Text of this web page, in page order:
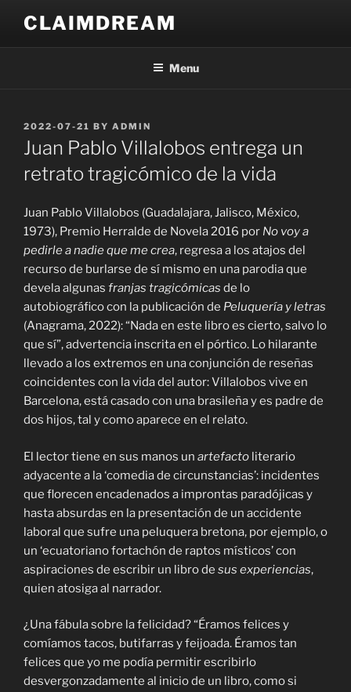
content
CLAIMDREAM
Menu
POSTED
ON
2022-07-21 BY ADMIN
Juan Pablo Villalobos entrega un
retrato tragicómico de la vida
Juan Pablo Villalobos (Guadalajara, Jalisco, México,
1973), Premio Herralde de Novela 2016 por No voy a
pedirle a nadie que me crea, regresa a los atajos del
recurso de burlarse de sí mismo en una parodia que
devela algunas franjas tragicómicas de lo
autobiográfico con la publicación de Peluquería y letras
(Anagrama, 2022): “Nada en este libro es cierto, salvo lo
que sí”, advertencia inscrita en el pórtico. Lo hilarante
llevado a los extremos en una conjunción de reseñas
coincidentes con la vida del autor: Villalobos vive en
Barcelona, está casado con una brasileña y es padre de
dos hijos, tal y como aparece en el relato.
El lector tiene en sus manos un artefacto literario
adyacente a la ‘comedia de circunstancias’: incidentes
que florecen encadenados a improntas paradójicas y
hasta absurdas en la presentación de un accidente
laboral que sufre una peluquera bretona, por ejemplo, o
un ‘ecuatoriano fortachón de raptos místicos’ con
aspiraciones de escribir un libro de sus experiencias,
quien atosiga al narrador.
¿Una fábula sobre la felicidad? “Éramos felices y
comíamos tacos, butifarras y feijoada. Éramos tan
felices que yo me podía permitir escribirlo
desvergonzadamente al inicio de un libro, como si